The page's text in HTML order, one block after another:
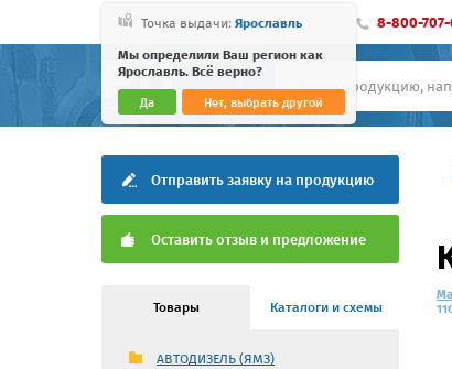
Точка выдачи: Ярославль
Мы определили Ваш регион как
Ярославль. Всё верно?
Да Нет, выбрать другой
8-800-707-
Отправить заявку на продукцию
Оставить отзыв и предложение
Товары Каталоги и схемы
АВТОДИЗЕЛЬ (ЯМЗ)